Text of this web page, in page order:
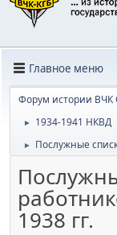
Главное меню
Форум истории
► 1934-1941 НКВД
► Послужные
1938 гг.